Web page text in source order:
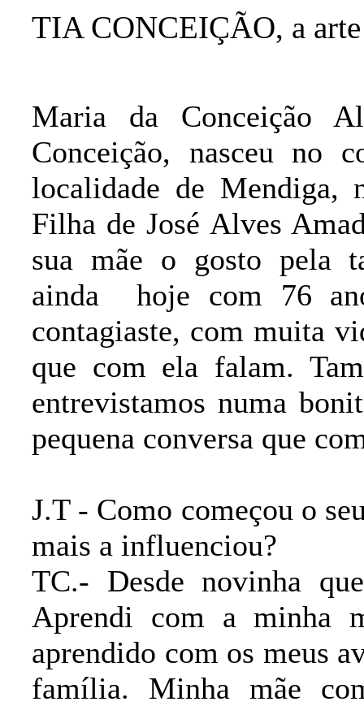
TIA CONCEIÇÃO, a arte
Maria da Conceição
Conceição, nasceu no
localidade de Mendiga,
Filha de José Alves
sua mãe o gosto pela
ainda
hoje com 76
contagiaste, com muita
que com ela falam.
entrevistamos numa
pequena conversa que
J.T - Como começou o
mais a influenciou?
TC.- Desde novinha
Aprendi com a minha
aprendido com os meus
família. Minha mãe